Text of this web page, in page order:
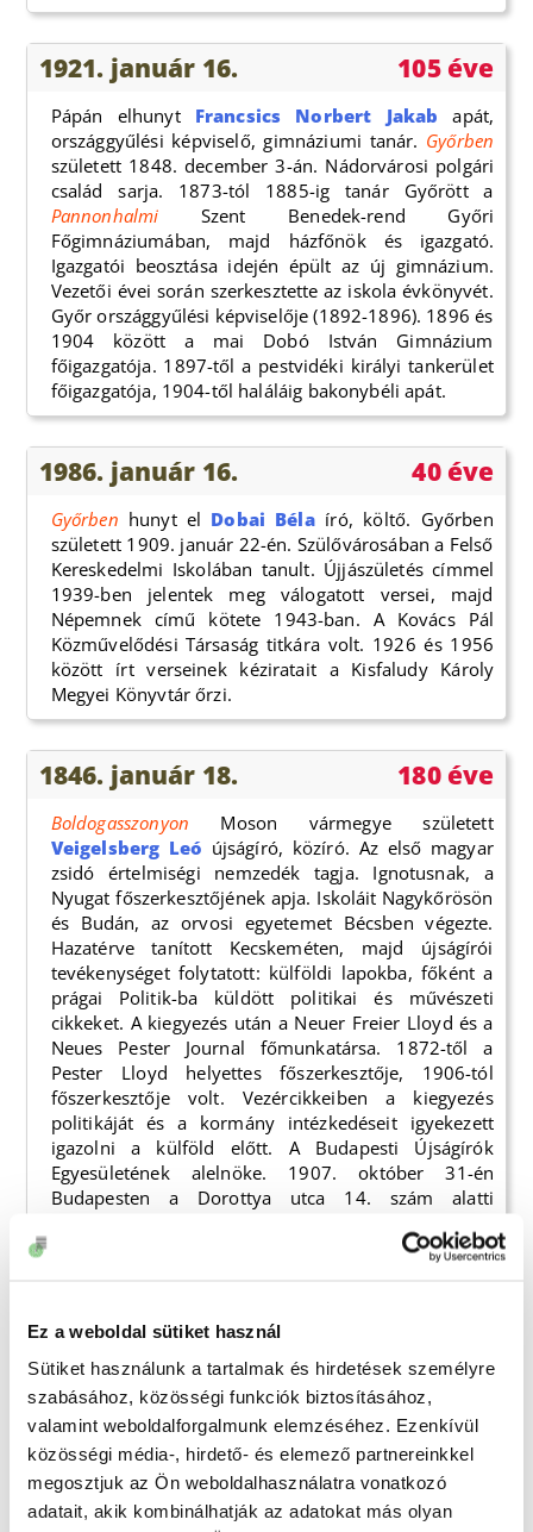
Ez a weboldal sütiket használ
Sütiket használunk a tartalmak és hirdetések személyre
szabásához, közösségi funkciók biztosításához,
valamint weboldalforgalmunk elemzéséhez. Ezenkívül
közösségi média-, hirdető- és elemező partnereinkkel
megosztjuk az Ön weboldalhasználatra vonatkozó
adatait, akik kombinálhatják az adatokat más olyan
1921. január 16. 105 éve
Pápán elhunyt Francsics Norbert Jakab apát,
országgyűlési képviselő, gimnáziumi tanár. Győrben
született 1848. december 3-án. Nádorvárosi polgári
család sarja. 1873-tól 1885-ig tanár Győrött a
Pannonhalmi Szent Benedek-rend Győri
Főgimnáziumában, majd házfőnök és igazgató.
Igazgatói beosztása idején épült az új gimnázium.
Vezetői évei során szerkesztette az iskola évkönyvét.
Győr országgyűlési képviselője (1892-1896). 1896 és
1904 között a mai Dobó István Gimnázium
főigazgatója. 1897-től a pestvidéki királyi tankerület
főigazgatója, 1904-től haláláig bakonybéli apát.
1986. január 16. 40 éve
Győrben hunyt el Dobai Bélaíró, költő. Győrben
született 1909. január 22-én. Szülővárosában a Felső
Kereskedelmi Iskolában tanult. Újjászületés címmel
1939-ben jelentek meg válogatott versei, majd
Népemnek című kötete 1943-ban. A Kovács Pál
Közművelődési Társaság titkára volt. 1926 és 1956
között írt verseinek kéziratait a Kisfaludy Károly
Megyei Könyvtár őrzi.
1846. január 18. 180 éve
Boldogasszonyon Moson vármegye született
Veigelsberg Leó újságíró, közíró. Az első magyar
zsidó értelmiségi nemzedék tagja. Ignotusnak, a
Nyugat főszerkesztőjének apja. Iskoláit Nagykőrösön
és Budán, az orvosi egyetemet Bécsben végezte.
Hazatérve tanított Kecskeméten, majd újságírói
tevékenységet folytatott: külföldi lapokba, főként a
prágai Politik-ba küldött politikai és művészeti
cikkeket. A kiegyezés után a Neuer Freier Lloyd és a
Neues Pester Journal főmunkatársa. 1872-től a
Pester Lloyd helyettes főszerkesztője, 1906-tól
főszerkesztője volt. Vezércikkeiben a kiegyezés
politikáját és a kormány intézkedéseit igyekezett
igazolni a külföld előtt. A Budapesti Újságírók
Egyesületének alelnöke. 1907. október 31-én
Budapesten a Dorottya utca 14. szám alatti
1896. január 19.
BeledenszületettFriedbauer Bélafestőművész,
szobrász. Kernstok Károly budapesti képzőművészeti
szabadiskolájában tanult szobrászatot Vedres
Márktól. Itt ismerkedett meg későbbi barátjával,
Derkovits Gyulával. A kommunista mozgalom
számára festett és rajzolt. A budapesti
Képzőművészeti Főiskolára járt, ahonnan baloldali